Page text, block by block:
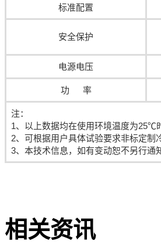
标准配置
安全保护
电源电压
功 率
注：
1、以上数据均在使用环境温度为25℃
2、可根据用户具体试验要求非标定制
3、本技术信息，如有变动恕不另行通
相关资讯